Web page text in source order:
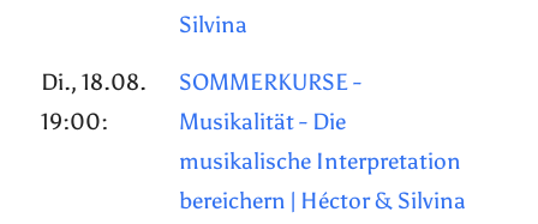
Silvina
Di., 18.08.
19:00:
SOMMERKURSE -
Musikalität - Die
musikalische Interpretation
bereichern | Héctor & Silvina